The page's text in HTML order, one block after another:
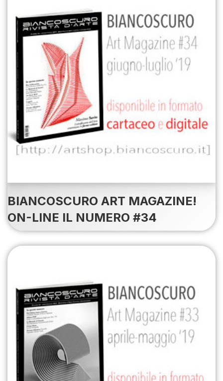
BIANCOSCURO ART MAGAZINE!
ON-LINE IL NUMERO #34